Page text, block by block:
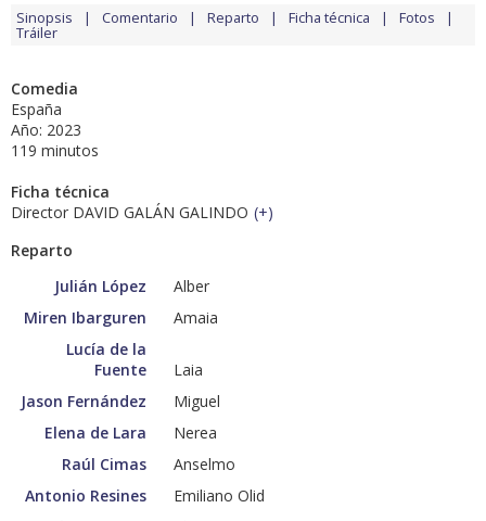
Sinopsis Comentario Reparto Ficha técnica Fotos
Tráiler
Comedia
España
Año: 2023
119 minutos
Ficha técnica
Director DAVID GALÁN GALINDO (+)
Reparto
Julián López
Alber
Miren Ibarguren
Amaia
Lucía de la
Fuente
Laia
Jason Fernández
Miguel
Elena de Lara
Nerea
Raúl Cimas
Anselmo
Antonio Resines
Emiliano Olid